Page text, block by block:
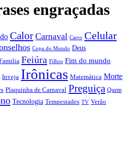
engraçadas
Calor Carnaval Carro Celular
Copa do Mundo Deus
Feiúra Filhos Fim do mundo
Inveja Irônicas Matemática Morte
Plaquinha de Carnaval Preguiça Quem
Tecnologia Tempestades TV Verão